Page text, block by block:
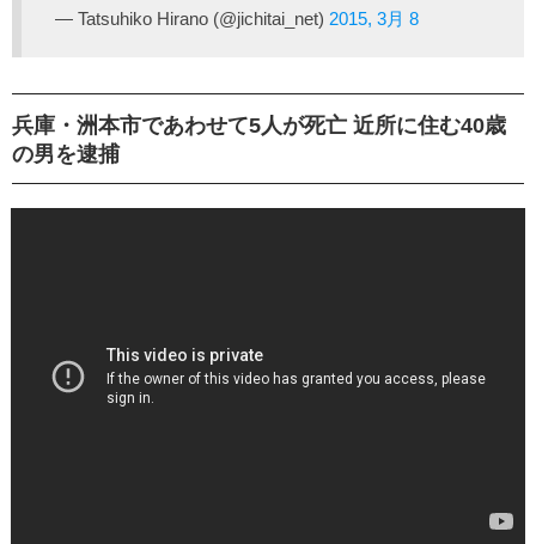
— Tatsuhiko Hirano (@jichitai_net) 2015, 3月 8
兵庫・洲本市であわせて5人が死亡 近所に住む40歳
の男を逮捕